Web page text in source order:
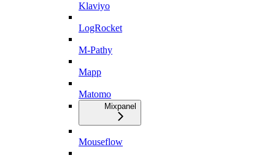
Klaviyo
LogRocket
M-Pathy
Mapp
Matomo
Mixpanel
Mouseflow